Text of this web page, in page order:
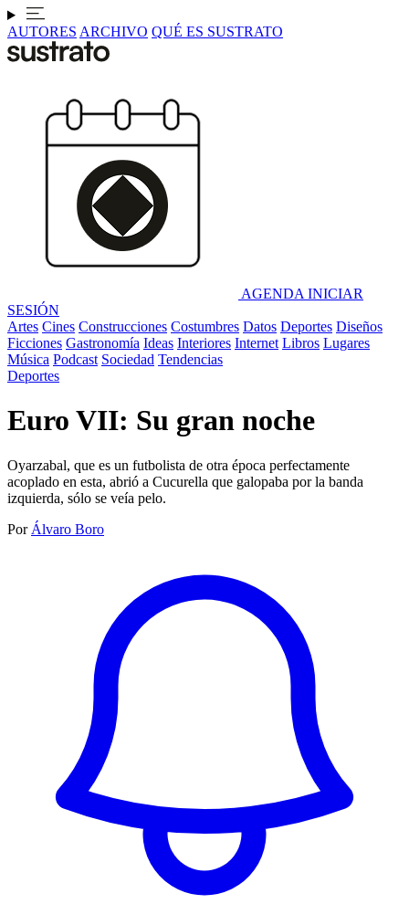
AUTORES ARCHIVO QUÉ ES SUSTRATO
AGENDA INICIAR
SESIÓN
Artes Cines Construcciones Costumbres Datos Deportes Diseños
Ficciones Gastronomía Ideas Interiores Internet Libros Lugares
Música Podcast Sociedad Tendencias
Deportes
Euro VII: Su gran noche
Oyarzabal, que es un futbolista de otra época perfectamente
acoplado en esta, abrió a Cucurella que galopaba por la banda
izquierda, sólo se veía pelo.
Por Álvaro Boro